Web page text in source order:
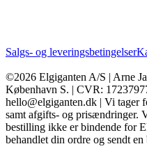
Salgs- og leveringsbetingelser
©2026 Elgiganten A/S | Arne
København S. | CVR:
hello@elgiganten.dk | Vi tager
samt afgifts- og prisændringer.
bestilling ikke er bindende for
behandlet din ordre og sendt